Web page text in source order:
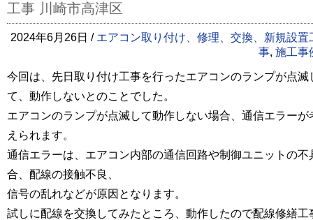
工事 川崎市高津区
2024年6月26日 / エアコン取り付け、修理、交換、新規設置
事, 施工事
今回は、先日取り付け工事を行ったエアコンのランプが点滅
て、動作しないとのことでした。
エアコンのランプが点滅して動作しない場合、通信エラーが
えられます。
通信エラーは、エアコン内部の通信回路や制御ユニットの不
合、配線の接触不良、
信号の乱れなどが原因となります。
試しに配線を交換してみたところ、動作したので配線修繕工